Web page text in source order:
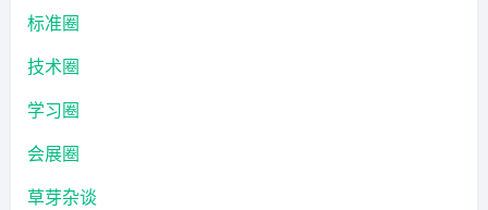
标准圈
技术圈
学习圈
会展圈
草芽杂谈